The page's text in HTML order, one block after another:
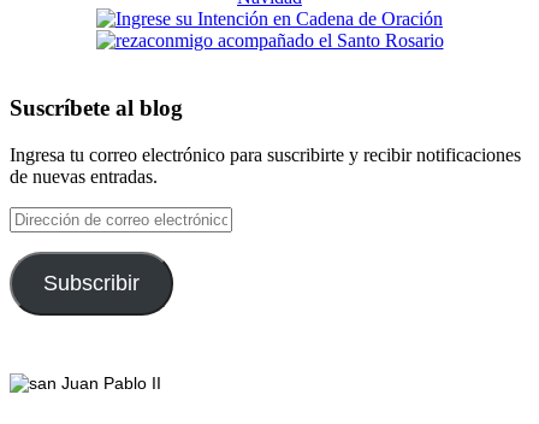
Suscríbete al blog
Ingresa tu correo electrónico para suscribirte y recibir notificaciones
de nuevas entradas.
Dirección
de
correo
electrónico
Subscribir